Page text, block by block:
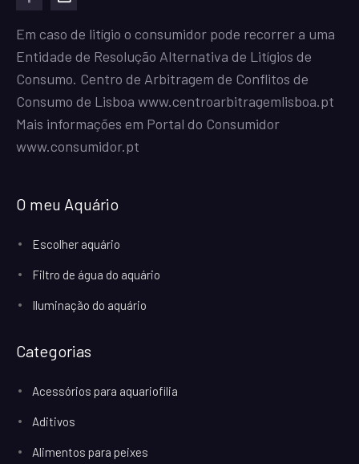
Em caso de litígio o consumidor pode recorrer a uma
Entidade de Resolução Alternativa de Litígios de
Consumo. Centro de Arbitragem de Conflitos de
Consumo de Lisboa www.centroarbitragemlisboa.pt
Mais informações em Portal do Consumidor
www.consumidor.pt
O meu Aquário
Escolher aquário
Filtro de água do aquário
Iluminação do aquário
Categorias
Acessórios para aquariofilia
Aditivos
Alimentos para peixes